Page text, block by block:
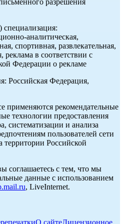
аналитическая,
спортивная, развлекательная,
реклама в соответствии с
Федерации о рекламе
Российская Федерация,
применяются рекомендательные
технологии предоставления
систематизации и анализа
пользователей сети
Российской
соглашаетесь с тем, что мы
данные с использованием
, LiveInternet.
О сайтеЛицензионное